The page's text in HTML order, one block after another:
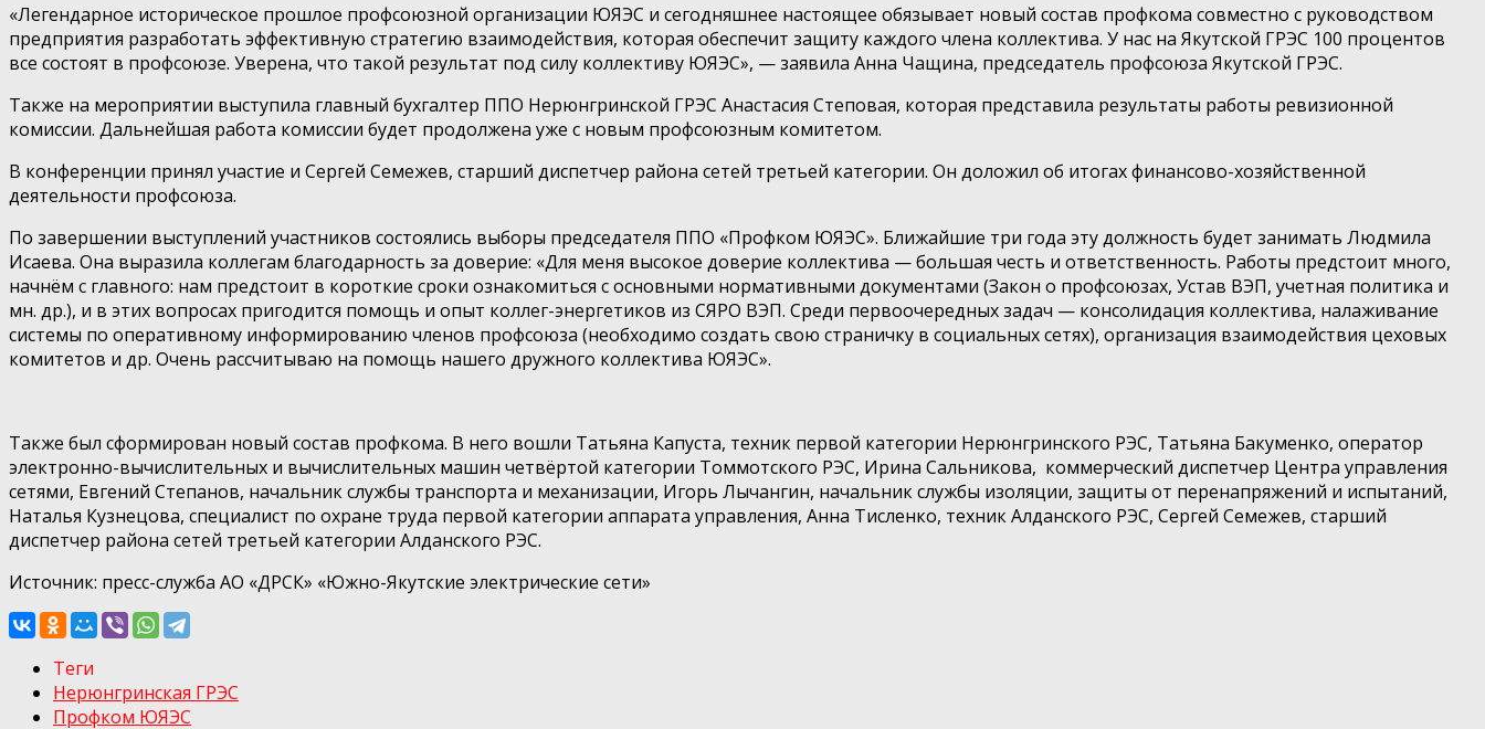
«Легендарное историческое прошлое профсоюзной организации ЮЯЭС и сегодняшнее настоящее обязывает новый состав профкома совместно с руководством
предприятия разработать эффективную стратегию взаимодействия, которая обеспечит защиту каждого члена коллектива. У нас на Якутской ГРЭС 100 процентов
все состоят в профсоюзе. Уверена, что такой результат под силу коллективу ЮЯЭС», — заявила Анна Чащина, председатель профсоюза Якутской ГРЭС.
Также на мероприятии выступила главный бухгалтер ППО Нерюнгринской ГРЭС Анастасия Степовая, которая представила результаты работы ревизионной
комиссии. Дальнейшая работа комиссии будет продолжена уже с новым профсоюзным комитетом.
В конференции принял участие и Сергей Семежев, старший диспетчер района сетей третьей категории. Он доложил об итогах финансово-хозяйственной
деятельности профсоюза.
По завершении выступлений участников состоялись выборы председателя ППО «Профком ЮЯЭС». Ближайшие три года эту должность будет занимать Людмила
Исаева. Она выразила коллегам благодарность за доверие: «Для меня высокое доверие коллектива — большая честь и ответственность. Работы предстоит много,
начнём с главного: нам предстоит в короткие сроки ознакомиться с основными нормативными документами (Закон о профсоюзах, Устав ВЭП, учетная политика и
мн. др.), и в этих вопросах пригодится помощь и опыт коллег-энергетиков из СЯРО ВЭП. Среди первоочередных задач — консолидация коллектива, налаживание
системы по оперативному информированию членов профсоюза (необходимо создать свою страничку в социальных сетях), организация взаимодействия цеховых
комитетов и др. Очень рассчитываю на помощь нашего дружного коллектива ЮЯЭС».
Также был сформирован новый состав профкома. В него вошли Татьяна Капуста, техник первой категории Нерюнгринского РЭС, Татьяна Бакуменко, оператор
электронно-вычислительных и вычислительных машин четвёртой категории Томмотского РЭС, Ирина Сальникова, коммерческий диспетчер Центра управления
сетями, Евгений Степанов, начальник службы транспорта и механизации, Игорь Лычангин, начальник службы изоляции, защиты от перенапряжений и испытаний,
Наталья Кузнецова, специалист по охране труда первой категории аппарата управления, Анна Тисленко, техник Алданского РЭС, Сергей Семежев, старший
диспетчер района сетей третьей категории Алданского РЭС.
Источник: пресс-служба АО «ДРСК» «Южно-Якутские электрические сети»
Теги
Нерюнгринская ГРЭС
Профком ЮЯЭС